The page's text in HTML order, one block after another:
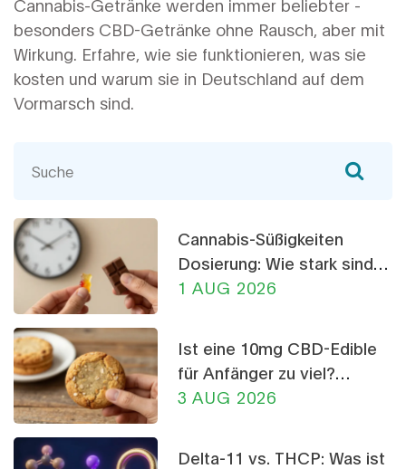
Cannabis-Getränke werden immer beliebter -
besonders CBD-Getränke ohne Rausch, aber mit
Wirkung. Erfahre, wie sie funktionieren, was sie
kosten und warum sie in Deutschland auf dem
Vormarsch sind.
Cannabis-Süßigkeiten
Dosierung: Wie stark sind
THC-Gummis und
1 AUG 2026
Ist eine 10mg CBD-Edible
für Anfänger zu viel?
Dosierungs-Ratgeber
3 AUG 2026
Delta-11 vs. THCP: Was ist